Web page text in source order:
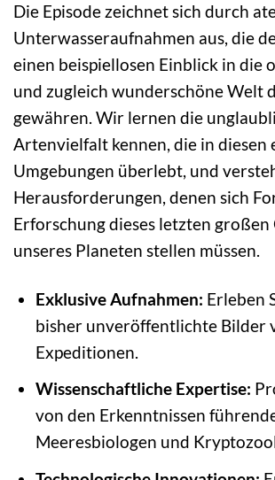
Die Episode zeichnet sich durch
Unterwasseraufnahmen aus, die
einen beispiellosen Einblick in die
und zugleich wunderschöne Welt
gewähren. Wir lernen die
Artenvielfalt kennen, die in diesen
Umgebungen überlebt, und
Herausforderungen, denen sich
Erforschung dieses letzten großen
unseres Planeten stellen müssen.
Exklusive Aufnahmen: Erleben
bisher unveröffentlichte Bilder
Expeditionen.
Wissenschaftliche Expertise:
von den Erkenntnissen
Meeresbiologen und